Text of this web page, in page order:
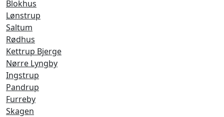
Blokhus
Lønstrup
Saltum
Rødhus
Kettrup Bjerge
Nørre Lyngby
Ingstrup
Pandrup
Furreby
Skagen